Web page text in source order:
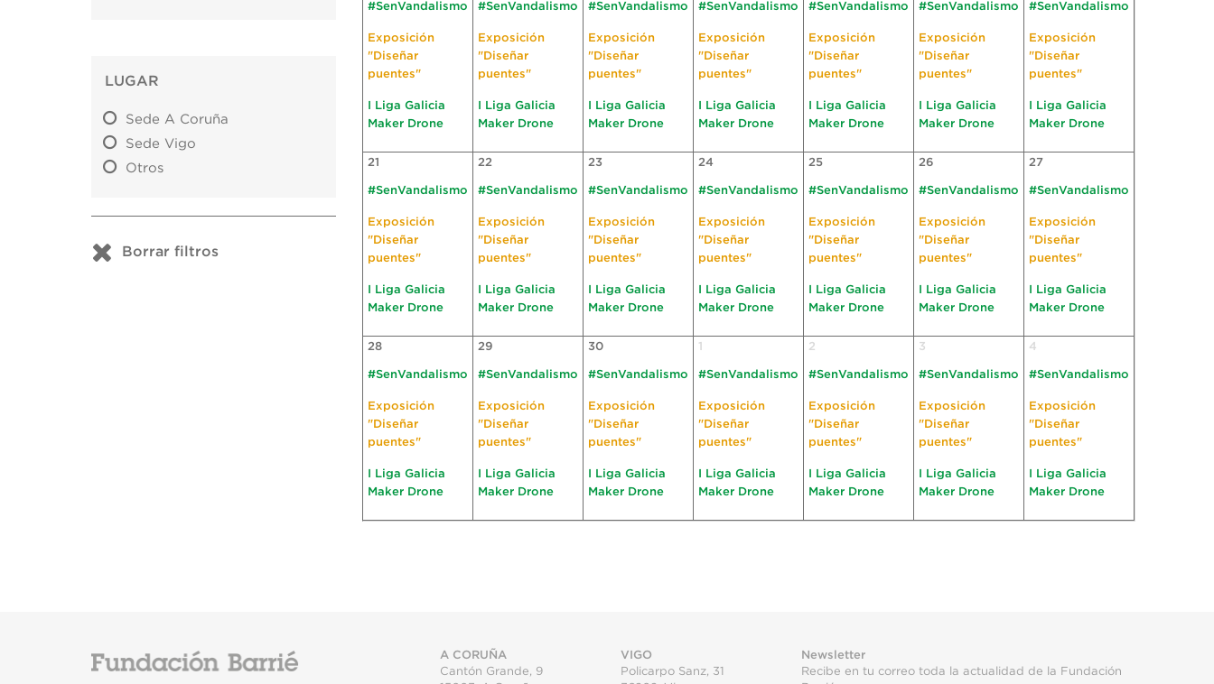
LUGAR
Sede A Coruña
Sede Vigo
Otros
Borrar filtros
#SenVandalismo
Exposición
"Diseñar
puentes"
I Liga Galicia
Maker Drone
#SenVandalismo
Exposición
"Diseñar
puentes"
I Liga Galicia
Maker Drone
#SenVandalismo
Exposición
"Diseñar
puentes"
I Liga Galicia
Maker Drone
#SenVandalismo
Exposición
"Diseñar
puentes"
I Liga Galicia
Maker Drone
#SenVandalismo
Exposición
"Diseñar
puentes"
I Liga Galicia
Maker Drone
#SenVandalismo
Exposición
"Diseñar
puentes"
I Liga Galicia
Maker Drone
#SenVandalismo
Exposición
"Diseñar
puentes"
I Liga Galicia
Maker Drone
21
#SenVandalismo
Exposición
"Diseñar
puentes"
I Liga Galicia
Maker Drone
22
#SenVandalismo
Exposición
"Diseñar
puentes"
I Liga Galicia
Maker Drone
23
#SenVandalismo
Exposición
"Diseñar
puentes"
I Liga Galicia
Maker Drone
24
#SenVandalismo
Exposición
"Diseñar
puentes"
I Liga Galicia
Maker Drone
25
#SenVandalismo
Exposición
"Diseñar
puentes"
I Liga Galicia
Maker Drone
26
#SenVandalismo
Exposición
"Diseñar
puentes"
I Liga Galicia
Maker Drone
27
#SenVandalismo
Exposición
"Diseñar
puentes"
I Liga Galicia
Maker Drone
28
#SenVandalismo
Exposición
"Diseñar
puentes"
I Liga Galicia
Maker Drone
29
#SenVandalismo
Exposición
"Diseñar
puentes"
I Liga Galicia
Maker Drone
30
#SenVandalismo
Exposición
"Diseñar
puentes"
I Liga Galicia
Maker Drone
1
#SenVandalismo
Exposición
"Diseñar
puentes"
I Liga Galicia
Maker Drone
2
#SenVandalismo
Exposición
"Diseñar
puentes"
I Liga Galicia
Maker Drone
3
#SenVandalismo
Exposición
"Diseñar
puentes"
I Liga Galicia
Maker Drone
4
#SenVandalismo
Exposición
"Diseñar
puentes"
I Liga Galicia
Maker Drone
A CORUÑA
Cantón Grande, 9
VIGO
Policarpo Sanz, 31
Newsletter
Recibe en tu correo toda la actualidad de la Fundación